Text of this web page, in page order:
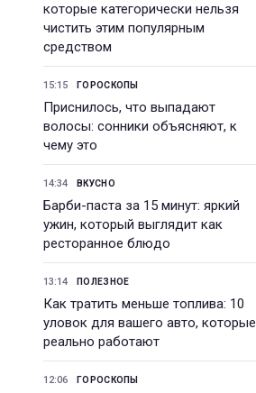
которые категорически нельзя
чистить этим популярным
средством
15:15 ГОРОСКОПЫ
Приснилось, что выпадают
волосы: сонники объясняют, к
чему это
14:34 ВКУСНО
Барби-паста за 15 минут: яркий
ужин, который выглядит как
ресторанное блюдо
13:14 ПОЛЕЗНОЕ
Как тратить меньше топлива: 10
уловок для вашего авто, которые
реально работают
12:06 ГОРОСКОПЫ